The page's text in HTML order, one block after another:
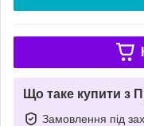
Що таке купити з
Замовлення під